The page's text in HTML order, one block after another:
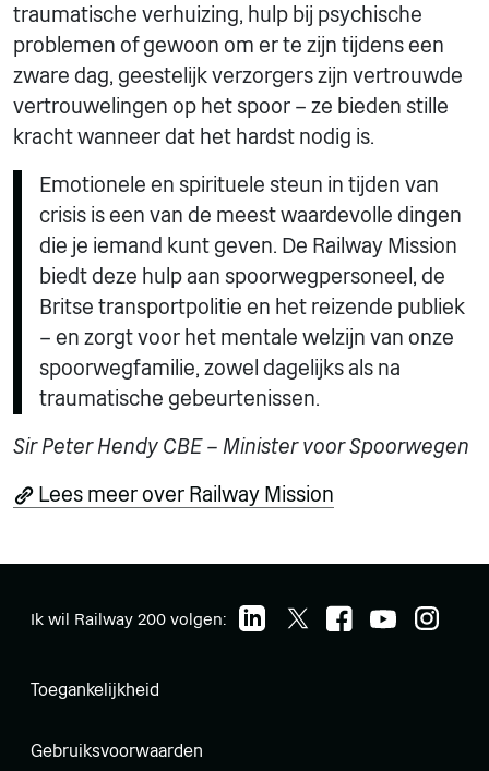
traumatische verhuizing, hulp bij psychische
problemen of gewoon om er te zijn tijdens een
zware dag, geestelijk verzorgers zijn vertrouwde
vertrouwelingen op het spoor – ze bieden stille
kracht wanneer dat het hardst nodig is.
Emotionele en spirituele steun in tijden van
crisis is een van de meest waardevolle dingen
die je iemand kunt geven. De Railway Mission
biedt deze hulp aan spoorwegpersoneel, de
Britse transportpolitie en het reizende publiek
– en zorgt voor het mentale welzijn van onze
spoorwegfamilie, zowel dagelijks als na
traumatische gebeurtenissen.
Sir Peter Hendy CBE – Minister voor Spoorwegen
Lees meer over Railway Mission
Ik wil Railway 200 volgen:
Toegankelijkheid
Gebruiksvoorwaarden